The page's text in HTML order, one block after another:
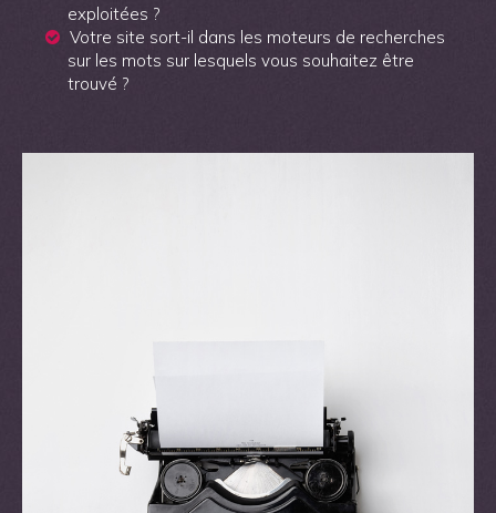
exploitées ?
Votre site sort-il dans les moteurs de recherches
sur les mots sur lesquels vous souhaitez être
trouvé ?